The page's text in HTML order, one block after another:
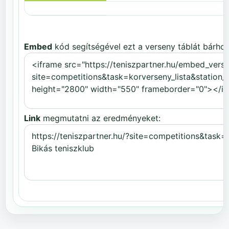
Embed kód segítségével ezt a verseny táblát
Link megmutatni az eredményeket: